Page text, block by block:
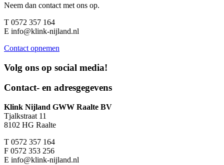
Neem dan contact met ons op.
T 0572 357 164
E info@klink-nijland.nl
Contact opnemen
Volg ons op social media!
Contact- en adresgegevens
Klink Nijland GWW Raalte BV
Tjalkstraat 11
8102 HG Raalte
T 0572 357 164
F 0572 353 256
E info@klink-nijland.nl